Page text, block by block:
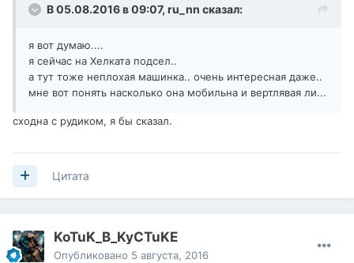
В 05.08.2016 в 09:07, ru_nn сказал:
я вот думаю....
я сейчас на Хелката подсел..
а тут тоже неплохая машинка.. очень интересная даже..
мне вот понять насколько она мобильна и вертлявая ли...
сходна с рудиком, я бы сказал.
Цитата
KoTuK_B_KyCTuKE
Опубликовано 5 августа, 2016